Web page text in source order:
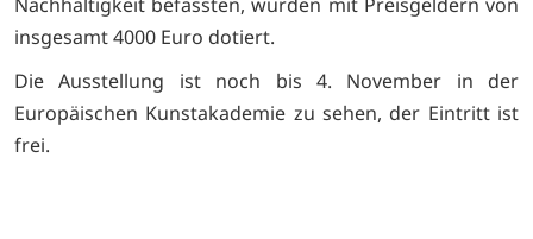
Nachhaltigkeit befassten, wurden mit Preisgeldern von
insgesamt 4000 Euro dotiert.
Die Ausstellung ist noch bis 4. November in der
Europäischen Kunstakademie zu sehen, der Eintritt ist
frei.